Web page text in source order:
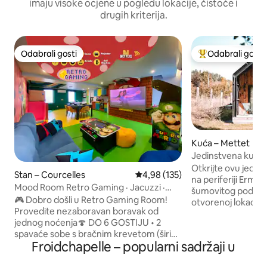
imaju visoke ocjene u pogledu lokacije, čistoće i
drugih kriterija.
Odabrali gosti
Odabrali gosti
Stan – Courcelles Prosječna ocjena: 4,98/5,
4,98 (135)
Mood Room Retro Gaming · Jacuzzi ·
Arkade · Sauna
🎮 Dobro došli u Retro Gaming Room!
Provedite nezaboravan boravak od
jednog noćenja🍄 DO 6 GOSTIJU • 2
spavaće sobe s bračnim krevetom (širine
150 – 179 cm) + kauč na razvlačenje •
Među najviše
Odabrali gosti
Kuća – Mettet
Jedinstvena kuća
od 180° u blizini
Otkrijte ovu
na periferiji
šumovitog
otvorenoj lokaciji,
aktivnosti. Topla
Froidchapelle – popularni sadržaji u